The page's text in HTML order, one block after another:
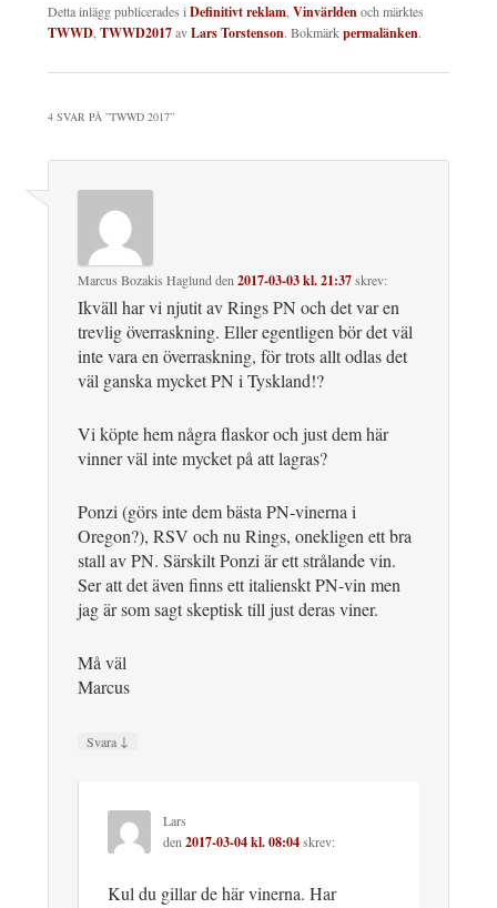
Detta inlägg publicerades i Definitivt reklam Vinvärldenoch märktes
TWWD TWWD2017avLars Torstenson. Bokmärkpermalänken.
4 SVAR PÅ ”TWWD 2017”
Marcus Bozakis Haglund den 2017-03-03 kl. 21:37skrev:
Ikväll har vi njutit av Rings PN och det var en
trevlig överraskning. Eller egentligen bör det väl
inte vara en överraskning, för trots allt odlas det
väl ganska mycket PN i Tyskland!?
Vi köpte hem några flaskor och just dem här
vinner väl inte mycket på att lagras?
Ponzi (görs inte dem bästa PN-vinerna i
Oregon?), RSV och nu Rings, onekligen ett bra
stall av PN. Särskilt Ponzi är ett strålande vin.
Ser att det även finns ett italienskt PN-vin men
jag är som sagt skeptisk till just deras viner.
Må väl
Marcus
Svara ↓
Lars
den 2017-03-04 kl. 08:04skrev:
Kul du gillar de här vinerna. Har